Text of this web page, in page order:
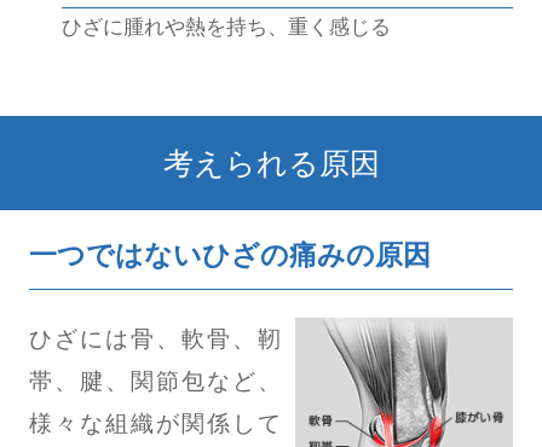
ひざに腫れや熱を持ち、重く感じる
考えられる原因
一つではないひざの痛みの原因
ひざには骨、軟骨、靭
帯、腱、関節包など、
様々な組織が関係して